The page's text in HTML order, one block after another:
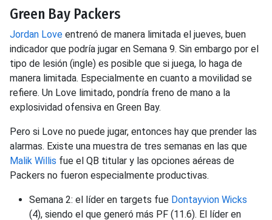
Green Bay Packers
Jordan Love entrenó de manera limitada el jueves, buen
indicador que podría jugar en Semana 9. Sin embargo por el
tipo de lesión (ingle) es posible que si juega, lo haga de
manera limitada. Especialmente en cuanto a movilidad se
refiere. Un Love limitado, pondría freno de mano a la
explosividad ofensiva en Green Bay.
Pero si Love no puede jugar, entonces hay que prender las
alarmas. Existe una muestra de tres semanas en las que
Malik Willis fue el QB titular y las opciones aéreas de
Packers no fueron especialmente productivas.
Semana 2: el líder en targets fue Dontayvion Wicks
(4), siendo el que generó más PF (11.6). El líder en